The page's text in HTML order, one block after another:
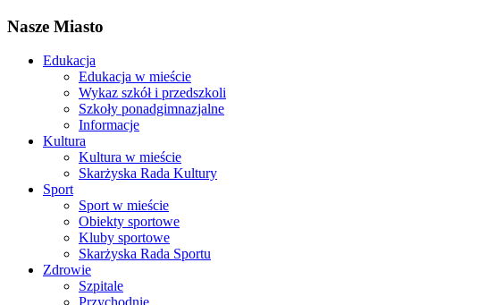
Nasze Miasto
Edukacja
Edukacja w mieście
Wykaz szkół i przedszkoli
Szkoły ponadgimnazjalne
Informacje
Kultura
Kultura w mieście
Skarżyska Rada Kultury
Sport
Sport w mieście
Obiekty sportowe
Kluby sportowe
Skarżyska Rada Sportu
Zdrowie
Szpitale